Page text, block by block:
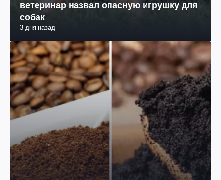
ветеринар назвал опасную игрушку для
собак
3 дня назад